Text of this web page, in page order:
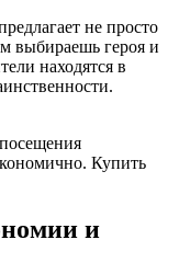
не просто
выбираешь героя и
находятся в
Купить
и